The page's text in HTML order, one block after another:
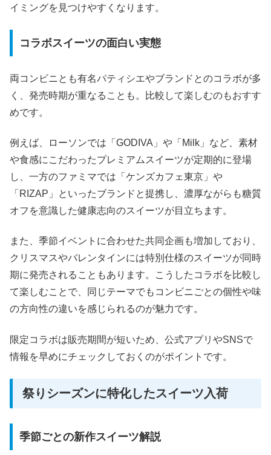
イミングを見つけやすくなります。
コラボスイーツの面白い実態
両コンビニとも有名パティシエやブランドとのコラボが多
く、発売時期が重なることも。比較して楽しむのもおすす
めです。
例えば、ローソンでは「GODIVA」や「Milk」など、素材
や食感にこだわったプレミアムスイーツが定期的に登場
し、一方のファミマでは「ケンズカフェ東京」や
「RIZAP」といったブランドと提携し、濃厚ながらも糖質
オフを意識した健康志向のスイーツが目立ちます。
また、季節イベントに合わせた共同企画も増加しており、
クリスマスやバレンタインには特別仕様のスイーツが同時
期に発売されることもあります。こうしたコラボを比較し
て楽しむことで、同じテーマでもコンビニごとの個性や味
の方向性の違いを感じられるのが魅力です。
限定コラボは販売期間が短いため、公式アプリやSNSで
情報を早めにチェックしておくのがポイントです。
祭りシーズンに特化したスイーツ入荷
季節ごとの新作スイーツ解説